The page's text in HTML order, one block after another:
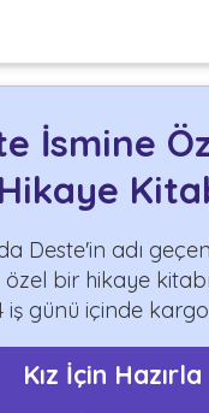
İsmine
Hikaye
Deste'in adı
bir hikaye
iş günü içinde
Kız İçin Hazırla